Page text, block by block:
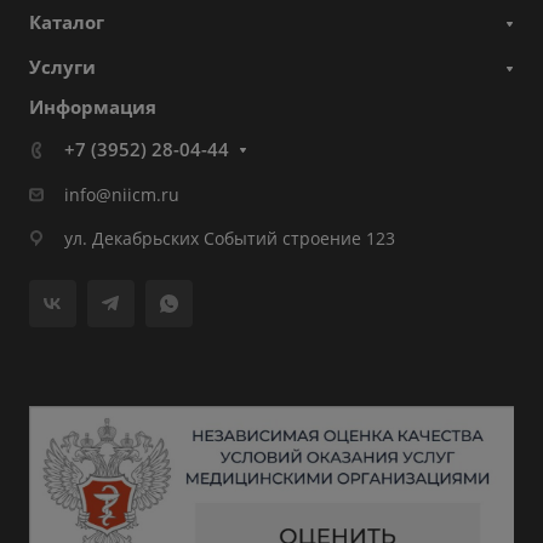
Каталог
Услуги
Информация
+7 (3952) 28-04-44
info@niicm.ru
ул. Декабрьских Событий строение 123